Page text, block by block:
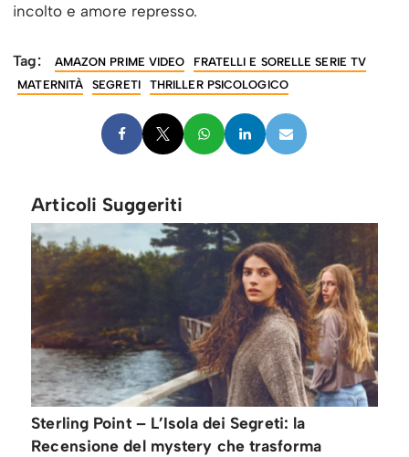
incolto e amore represso.
Tag: AMAZON PRIME VIDEO
FRATELLI E SORELLE SERIE TV
MATERNITÀ
SEGRETI THRILLER PSICOLOGICO
Articoli Suggeriti
Sterling Point – L’Isola dei Segreti: la
Recensione del mystery che trasforma